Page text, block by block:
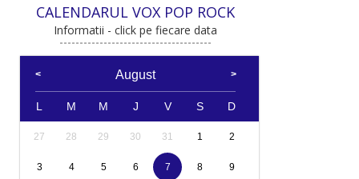
CALENDARUL VOX POP ROCK
Informatii - click pe fiecare data
August
L M M J V S D
27 28 29 30 31 1 2
3 4 5 6 7 8 9